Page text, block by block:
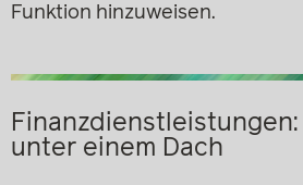
Funktion hinzuweisen.
Finanzdienstleistungen:
unter einem Dach